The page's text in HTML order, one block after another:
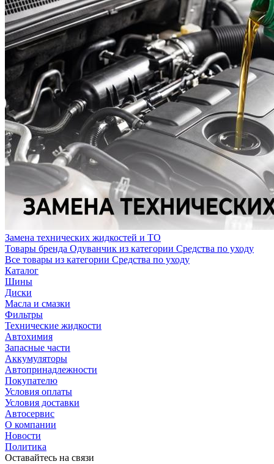
Замена технических жидкостей и ТО
Товары бренда Одуванчик из категории Средства по уходу
Все товары из категории Средства по уходу
Каталог
Шины
Диски
Масла и смазки
Фильтры
Технические жидкости
Автохимия
Запасные части
Аккумуляторы
Автопринадлежности
Покупателю
Условия оплаты
Условия доставки
Автосервис
О компании
Новости
Политика
Оставайтесь на связи